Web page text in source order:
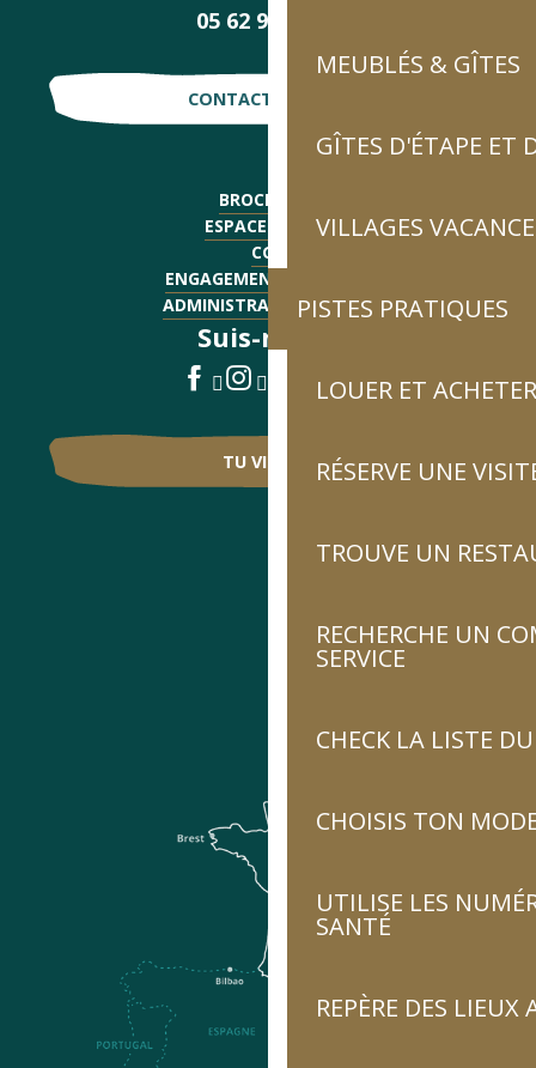
MEUBLÉS & GÎTES
GÎTES D'ÉTAPE ET
VILLAGES
PISTES PRATIQUES
LOUER ET
RÉSERVE UNE
TROUVE UN
RECHERCHE UN
SERVICE
CHECK LA LISTE
CHOISIS TON
UTILISE LES
SANTÉ
REPÈRE DES LIEUX
05 62 92 30 30
CONTACTE-NOUS !
BROCHURES
ESPACE PRESSE
CGV
ENGAGEMENTS QUALITÉ
ADMINISTRATIF - EMPLOI
Suis-nous !
TU VIENS ?